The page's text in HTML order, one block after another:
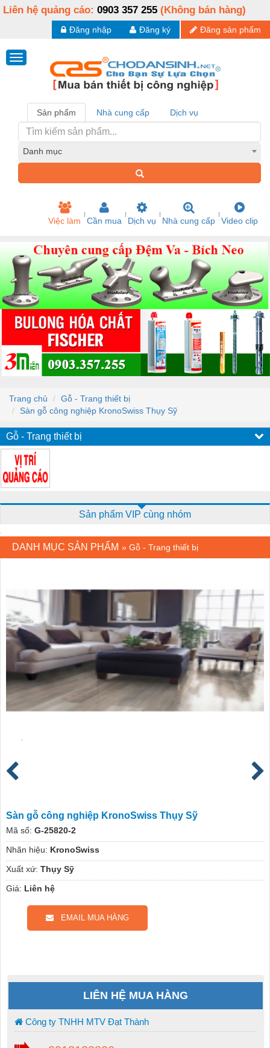
Liên hệ quảng cáo: 0903 357 255 (Không bán hàng)
Đăng sản phẩm
Đăng ký
Đăng nhập
Sản phẩm Nhà cung cấp Dịch vụ
Danh mục
Việc làm Cần mua Dịch vụ Nhà cung cấp Video clip
Trang chủ
Gỗ - Trang thiết bị
Sàn gỗ công nghiệp KronoSwiss Thụy Sỹ
Gỗ - Trang thiết bị
Sản phẩm VIP cùng nhóm
DANH MỤC SẢN PHẨM » Gỗ - Trang thiết bị
Sàn gỗ công nghiệp KronoSwiss Thụy Sỹ
Mã số: G-25820-2
Nhãn hiệu: KronoSwiss
Xuất xứ: Thụy Sỹ
Giá: Liên hệ
EMAIL MUA HÀNG
LIÊN HỆ MUA HÀNG
Công ty TNHH MTV Đạt Thành